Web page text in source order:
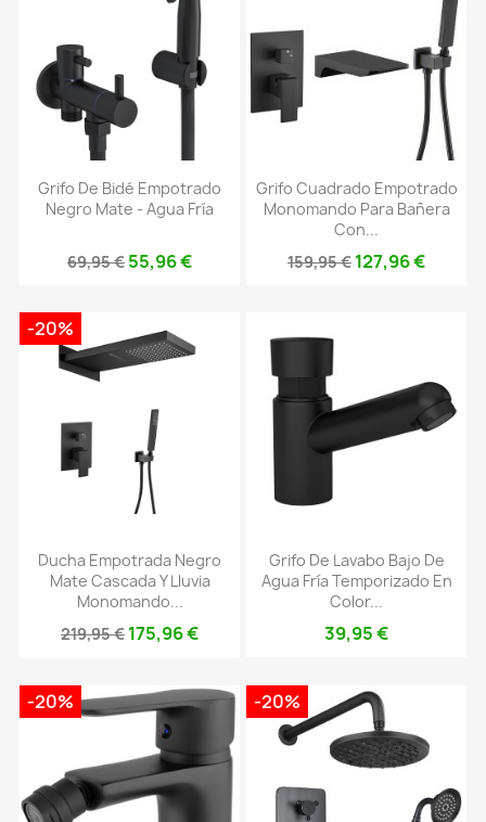
Grifo De Bidé Empotrado
Negro Mate - Agua Fría
69,95 € 55,96 €
Grifo Cuadrado Empotrado
Monomando Para Bañera
Con...
159,95 € 127,96 €
Ducha Empotrada Negro
Mate Cascada Y Lluvia
Monomando...
219,95 € 175,96 €
-20%
Grifo De Lavabo Bajo De
Agua Fría Temporizado En
Color...
39,95 €
-20% -20%